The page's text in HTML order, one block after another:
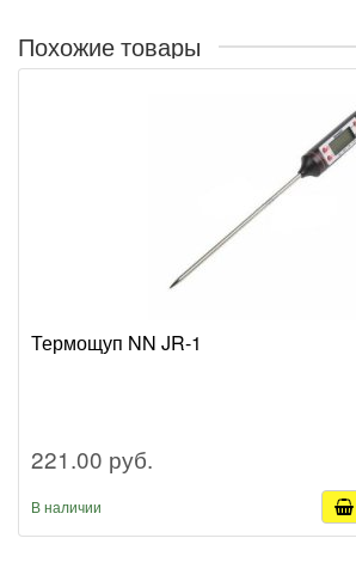
Похожие товары
Термощуп NN JR-1
221.00 руб.
В наличии